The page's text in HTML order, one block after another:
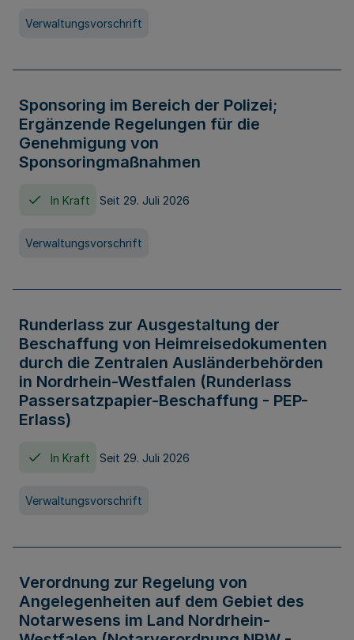
Verwaltungsvorschrift
Sponsoring im Bereich der Polizei;
Ergänzende Regelungen für die
Genehmigung von
Sponsoringmaßnahmen
In Kraft Seit 29. Juli 2026
Verwaltungsvorschrift
Runderlass zur Ausgestaltung der
Beschaffung von Heimreisedokumenten
durch die Zentralen Ausländerbehörden
in Nordrhein-Westfalen (Runderlass
Passersatzpapier-Beschaffung - PEP-
Erlass)
In Kraft Seit 29. Juli 2026
Verwaltungsvorschrift
Verordnung zur Regelung von
Angelegenheiten auf dem Gebiet des
Notarwesens im Land Nordrhein-